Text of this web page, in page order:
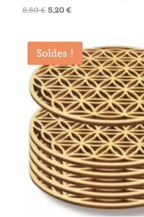
6,50€ Le
était :
6,50 €.
5,20 €Le
est :
5,20 €.
Soldes !